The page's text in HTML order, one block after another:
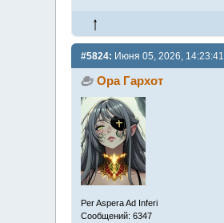
#5824: Июня 05, 2026, 14:23:41
Ора Гархот
Per Aspera Ad Inferi
Сообщений: 6347